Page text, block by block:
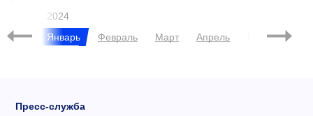
2024
Январь
Февраль Март Апрель Май Июнь
Пресс-служба